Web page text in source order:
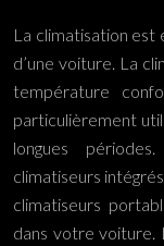
La climatisation
d’une voiture. La
température
particulièrement
longues
climatiseurs
climatiseurs
dans votre voiture.